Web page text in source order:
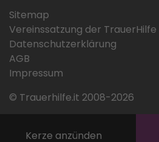
Kerze anzünden
Sitemap
Vereinssatzung der TrauerHilfe
Datenschutzerklärung
AGB
Impressum
© Trauerhilfe.it 2008-2026